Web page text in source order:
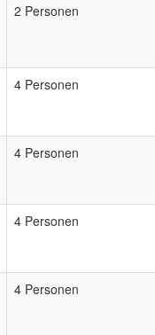
2 Personen
4 Personen
4 Personen
4 Personen
4 Personen